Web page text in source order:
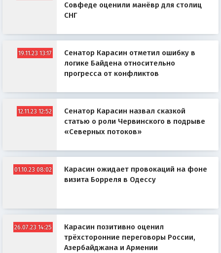
Совфеде оценили манёвр для столиц
СНГ
19.11.23 13:17
Сенатор Карасин отметил ошибку в
логике Байдена относительно
прогресса от конфликтов
12.11.23 12:52
Сенатор Карасин назвал сказкой
статью о роли Червинского в подрыве
«Северных потоков»
01.10.23 08:02
Карасин ожидает провокаций на фоне
визита Борреля в Одессу
26.07.23 14:25
Карасин позитивно оценил
трёхсторонние переговоры России,
Азербайджана и Армении